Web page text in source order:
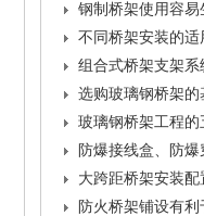
钢制桥架使用容
不同桥架安装的适
组合式桥架支架
选购玻璃钢桥架
玻璃钢桥架工程
防爆接线盒、防
大跨距桥架安装
防火桥架铺设有